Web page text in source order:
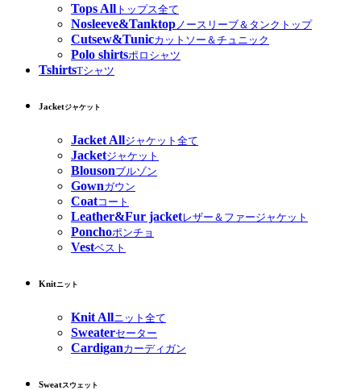
Tops All トップス全て
Nosleeve&Tanktop ノースリーブ＆タンクトップ
Cutsew&Tunicカットソー＆チュニック
Polo shirtsポロシャツ
TshirtsTシャツ
Jacketジャケット
Jacket Allジャケット全て
Jacketジャケット
Blousonブルゾン
Gownガウン
Coatコート
Leather&Fur jacketレザー＆ファージャケット
Ponchoポンチョ
Vestベスト
Knitニット
Knit Allニット全て
Sweaterセーター
Cardiganカーディガン
Sweatスウェット